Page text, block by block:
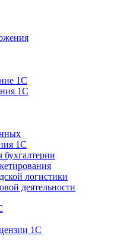
1С
1С
1С
бухгалтерии
логистики
деятельности
1С